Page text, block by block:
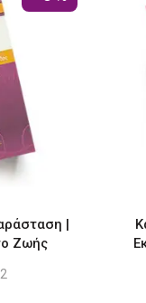
|
Ζωής
Η